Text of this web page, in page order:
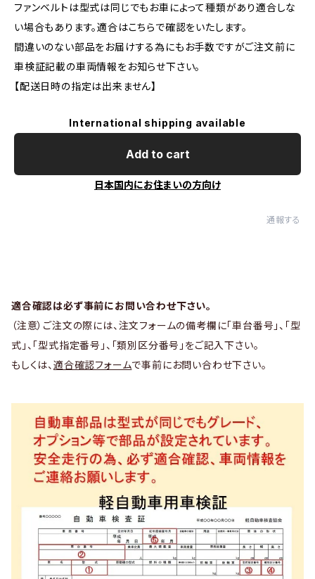
ファンベルトは型式は同じでもお車によって種類があり適合しな
い場合もあります。適合はこちらで確認をいたします。
間違いのない部品をお届けする為にもお手数ですがご注文前に
車検証記載の車両情報をお知らせ下さい。
【配送日時の指定は出来ません】
International shipping available
Add to cart
日本国内にお住まいの方向け
通報する
適合確認は必ず事前にお問い合わせ下さい。
（注意）ご注文の際には、注文フォームの備考欄に「車台番号」、「型
式」、「型式指定番号」、「類別区分番号」をご記入下さい。
もしくは、 適合確認フォームで事前にお問い合わせ下さい。